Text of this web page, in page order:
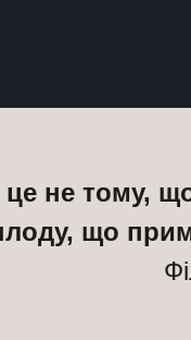
не тому,
що